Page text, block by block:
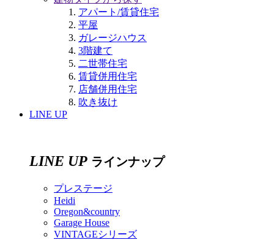
アパート/賃貸住宅
平屋
ガレージハウス
3階建て
二世帯住宅
賃貸併用住宅
店舗併用住宅
吹き抜け
LINE UP
LINE UP ラインナップ
プレステージ
Heidi
Oregon&country
Garage House
VINTAGEシリーズ